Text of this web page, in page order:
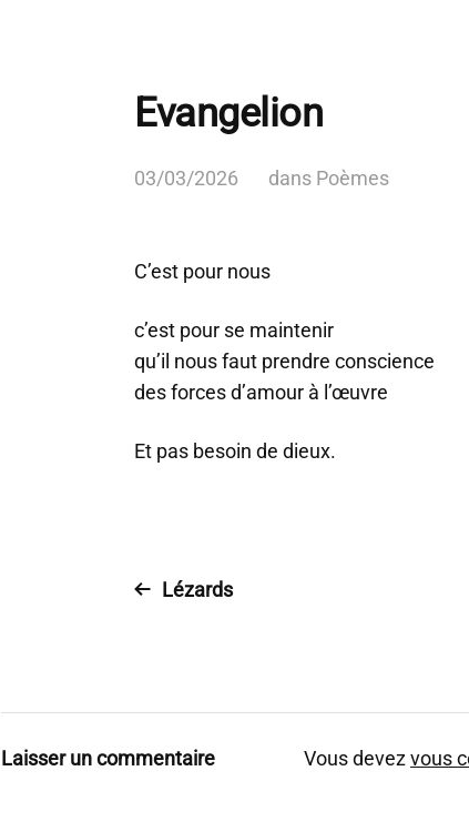
Evangelion
03/03/2026 dans Poèmes
C’est pour nous
c’est pour se maintenir
qu’il nous faut prendre conscience
des forces d’amour à l’œuvre
Et pas besoin de dieux.
Lézards
Laisser un commentaire Vous devezvous